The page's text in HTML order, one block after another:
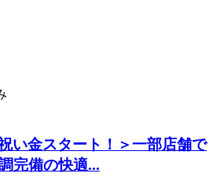
い金スタート！＞一部店舗で
完備の快適...